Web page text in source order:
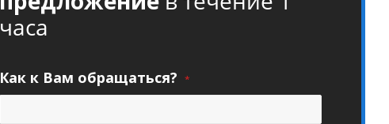
часа
Как к Вам обращаться? *